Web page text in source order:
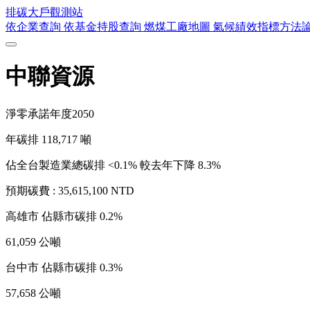
排碳大戶觀測站
依企業查詢 依基金持股查詢 燃煤工廠地圖 氣候績效指標方法
中聯資源
淨零承諾年度2050
年碳排 118,717 噸
佔全台製造業總碳排 <0.1% 較去年下降 8.3%
預期碳費 : 35,615,100 NTD
高雄市 佔縣市碳排 0.2%
61,059 公噸
台中市 佔縣市碳排 0.3%
57,658 公噸